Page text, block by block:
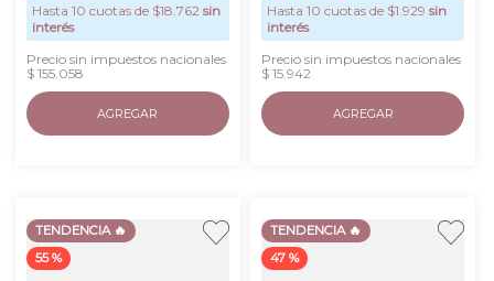
Hasta 10 cuotas de $18.762 sin
interés
Precio sin impuestos nacionales
$ 155.058
AGREGAR
Hasta10 cuotas de $1.929 sin
interés
Precio sin impuestos nacionales
$ 15.942
AGREGAR
TENDENCIA 🔥
55 %
TENDENCIA 🔥
47 %